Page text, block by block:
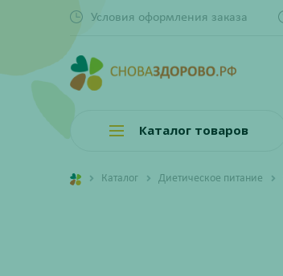
Условия оформления заказа
Каталог товаров
Каталог Диетическое питание